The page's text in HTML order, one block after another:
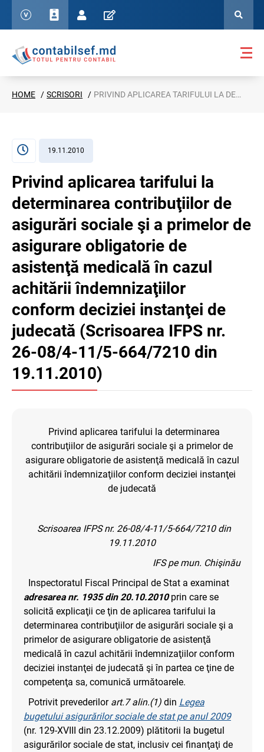
HOME SCRISORI PRIVIND APLICAREA TARIFULUI LA DETERMINAREA CONTRIBUŢIILOR DE ASIGURĂRI SOCIALE ŞI A PRIMELOR DE ASIGURARE OBLIGATORIE DE ASISTENŢĂ MEDICALĂ ÎN CAZUL ACHITĂRII ÎNDEMNIZAŢIILOR CONFORM DECIZIEI INSTANŢEI DE JUDECATĂ (SCRISOAREA IFPS NR. 26-08/4-11/5-664/7210 DIN 19.11.2010)
19.11.2010
Privind aplicarea tarifului la
determinarea contribuţiilor de
asigurări sociale şi a primelor de
asigurare obligatorie de
asistenţă medicală în cazul
achitării îndemnizaţiilor
conform deciziei instanţei de
judecată (Scrisoarea IFPS nr.
26-08/4-11/5-664/7210 din
19.11.2010)
Privind aplicarea tarifului la determinarea
contribuţiilor de asigurări sociale şi a primelor de
asigurare obligatorie de asistenţă medicală în cazul
achitării îndemnizaţiilor conform deciziei instanţei
de judecată
Scrisoarea IFPS nr. 26-08/4-11/5-664/7210 din
19.11.2010
IFS pe mun. Chişinău
Inspectoratul Fiscal Principal de Stat a examinat
adresarea nr. 1935 din 20.10.2010prin care se
solicită explicaţii ce ţin de aplicarea tarifului la
determinarea contribuţiilor de asigurări sociale şi a
primelor de asigurare obligatorie de asistenţă
medicală în cazul achitării îndemnizaţiilor conform
deciziei instanţei de judecată şi în partea ce ţine de
competenţa sa, comunică următoarele.
Potrivit prevederilor art.7 alin.(1)din Legea
bugetului asigurărilor sociale de stat pe anul 2009
(nr. 129-XVIII din 23.12.2009) plătitorii la bugetul
asigurărilor sociale de stat, inclusiv cei finanţaţi de